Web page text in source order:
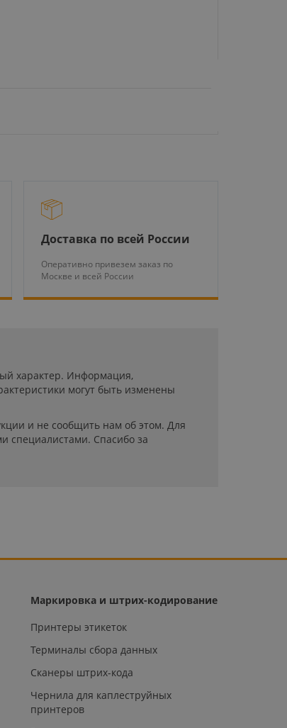
Доставка по всей России
Оперативно привезем заказ по
Москве и всей России
характер. Информация,
могут быть изменены
и не сообщить нам об этом. Для
специалистами. Спасибо за
Маркировка и штрих-кодирование
Принтеры этикеток
Терминалы сбора данных
Сканеры штрих-кода
Чернила для каплеструйных
принтеров